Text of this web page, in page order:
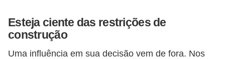
Esteja ciente das restrições de
construção
Uma influência em sua decisão vem de fora. Nos